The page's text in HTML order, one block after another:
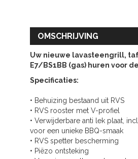
OMSCHRIJVING
Uw nieuwe lavasteengrill,
E7/BS1BB (gas) huren voor
Specificaties:
• Behuizing bestaand uit RVS
• RVS rooster met V-profiel
• Verwijderbare anti lek plaat,
voor een unieke BBQ-smaak
• RVS spetter bescherming
• Piëzo ontsteking